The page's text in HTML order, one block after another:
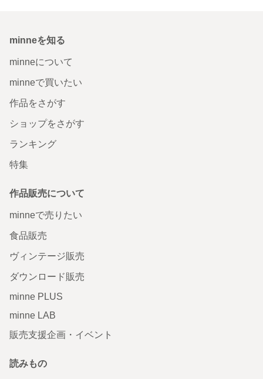
minneを知る
minneについて
minneで買いたい
作品をさがす
ショップをさがす
ランキング
特集
作品販売について
minneで売りたい
食品販売
ヴィンテージ販売
ダウンロード販売
minne PLUS
minne LAB
販売支援企画・イベント
読みもの